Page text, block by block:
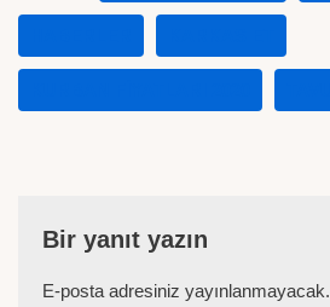
Bir yanıt yazın
E-posta adresiniz yayınlanmayacak.